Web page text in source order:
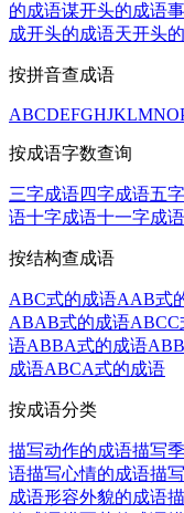
的成语谋开头的成语
成开头的成语天开头
按拼音查成语
ABCDEFGHJKLMNO
按成语字数查询
三字成语四字成语五
语十字成语十一字成语
按结构查成语
ABC式的成语AAB式
ABAB式的成语ABCC
语ABBA式的成语
成语ABCA式的成语
按成语分类
描写动作的成语描写
语描写心情的成语描
成语形容外貌的成语